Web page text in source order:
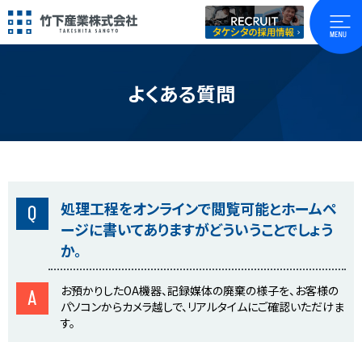
よくある質問
Q
処理工程をオンラインで閲覧可能とホームペ
ージに書いてありますがどういうことでしょう
か。
A
お預かりしたOA機器、記録媒体の廃棄の様子を、お客様の
パソコンからカメラ越しで、リアルタイムにご確認いただけま
す。